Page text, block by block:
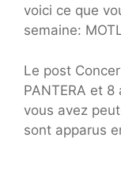
voici ce que
semaine:
Le post
PANTERA et
vous avez
sont apparus